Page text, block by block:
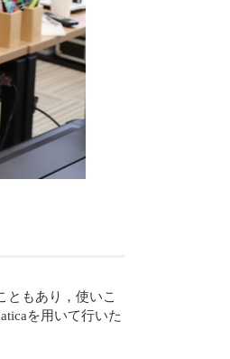
ともあり，使いこ
を用いて行いた